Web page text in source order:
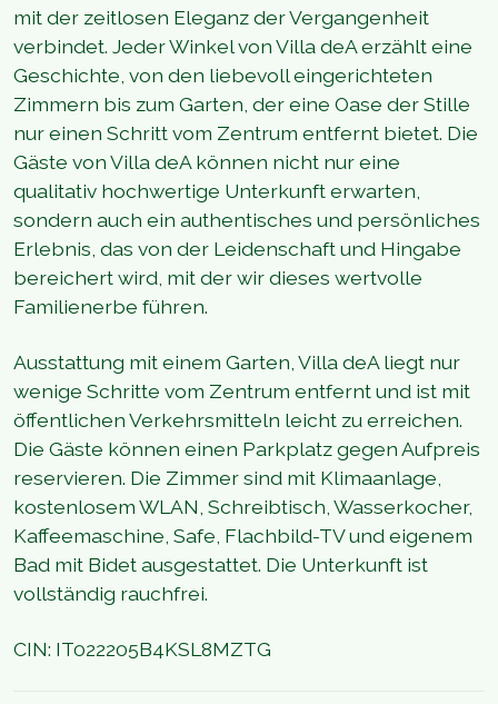
mit der zeitlosen Eleganz der Vergangenheit
verbindet. Jeder Winkel von Villa deA erzählt eine
Geschichte, von den liebevoll eingerichteten
Zimmern bis zum Garten, der eine Oase der Stille
nur einen Schritt vom Zentrum entfernt bietet. Die
Gäste von Villa deA können nicht nur eine
qualitativ hochwertige Unterkunft erwarten,
sondern auch ein authentisches und persönliches
Erlebnis, das von der Leidenschaft und Hingabe
bereichert wird, mit der wir dieses wertvolle
Familienerbe führen.
Ausstattung mit einem Garten, Villa deA liegt nur
wenige Schritte vom Zentrum entfernt und ist mit
öffentlichen Verkehrsmitteln leicht zu erreichen.
Die Gäste können einen Parkplatz gegen Aufpreis
reservieren. Die Zimmer sind mit Klimaanlage,
kostenlosem WLAN, Schreibtisch, Wasserkocher,
Kaffeemaschine, Safe, Flachbild-TV und eigenem
Bad mit Bidet ausgestattet. Die Unterkunft ist
vollständig rauchfrei.
CIN: IT022205B4KSL8MZTG